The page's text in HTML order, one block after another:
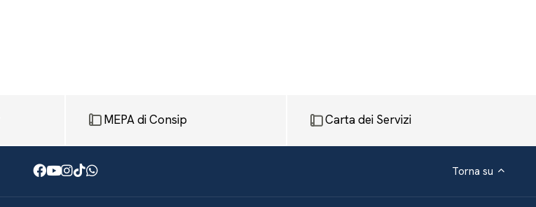
MEPA di Consip Carta dei Servizi
Facebook
Youtube
Instagram
TikTok
WhatsApp Torna su